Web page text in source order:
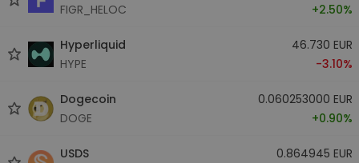
FIGR_HELOC
+2.50%
Hyperliquid
HYPE
46.730 EUR
-3.10%
Dogecoin
DOGE
0.060253000 EUR
+0.90%
USDS
0.864945 EUR